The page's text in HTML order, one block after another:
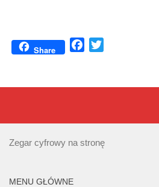
Share Facebook
Zegar cyfrowy na stronę
MENU GŁÓWNE